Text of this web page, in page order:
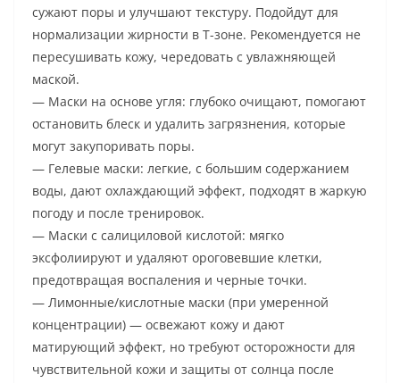
сужают поры и улучшают текстуру. Подойдут для
нормализации жирности в Т-зоне. Рекомендуется не
пересушивать кожу, чередовать с увлажняющей
маской.
— Маски на основе угля: глубоко очищают, помогают
остановить блеск и удалить загрязнения, которые
могут закупоривать поры.
— Гелевые маски: легкие, с большим содержанием
воды, дают охлаждающий эффект, подходят в жаркую
погоду и после тренировок.
— Маски с салициловой кислотой: мягко
эксфолиируют и удаляют ороговевшие клетки,
предотвращая воспаления и черные точки.
— Лимонные/кислотные маски (при умеренной
концентрации) — освежают кожу и дают
матирующий эффект, но требуют осторожности для
чувствительной кожи и защиты от солнца после